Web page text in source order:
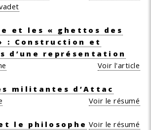
et les « ghettos des
: Construction et
d’une représentation
Voir l'article
militantes d’Attac
Voir le résumé
le philosophe Voir le résumé